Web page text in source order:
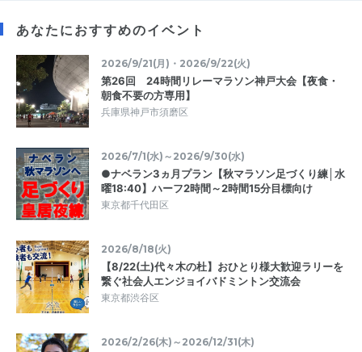
あなたにおすすめのイベント
2026/9/21(月)・2026/9/22(火)
第26回 24時間リレーマラソン神戸大会【夜食・
朝食不要の方専用】
兵庫県神戸市須磨区
2026/7/1(水)～2026/9/30(水)
●ナベラン3ヵ月プラン【秋マラソン足づくり練│水
曜18:40】ハーフ2時間～2時間15分目標向け
東京都千代田区
2026/8/18(火)
【8/22(土)代々木の杜】おひとり様大歓迎ラリーを
繋ぐ社会人エンジョイバドミントン交流会
東京都渋谷区
2026/2/26(木)～2026/12/31(木)